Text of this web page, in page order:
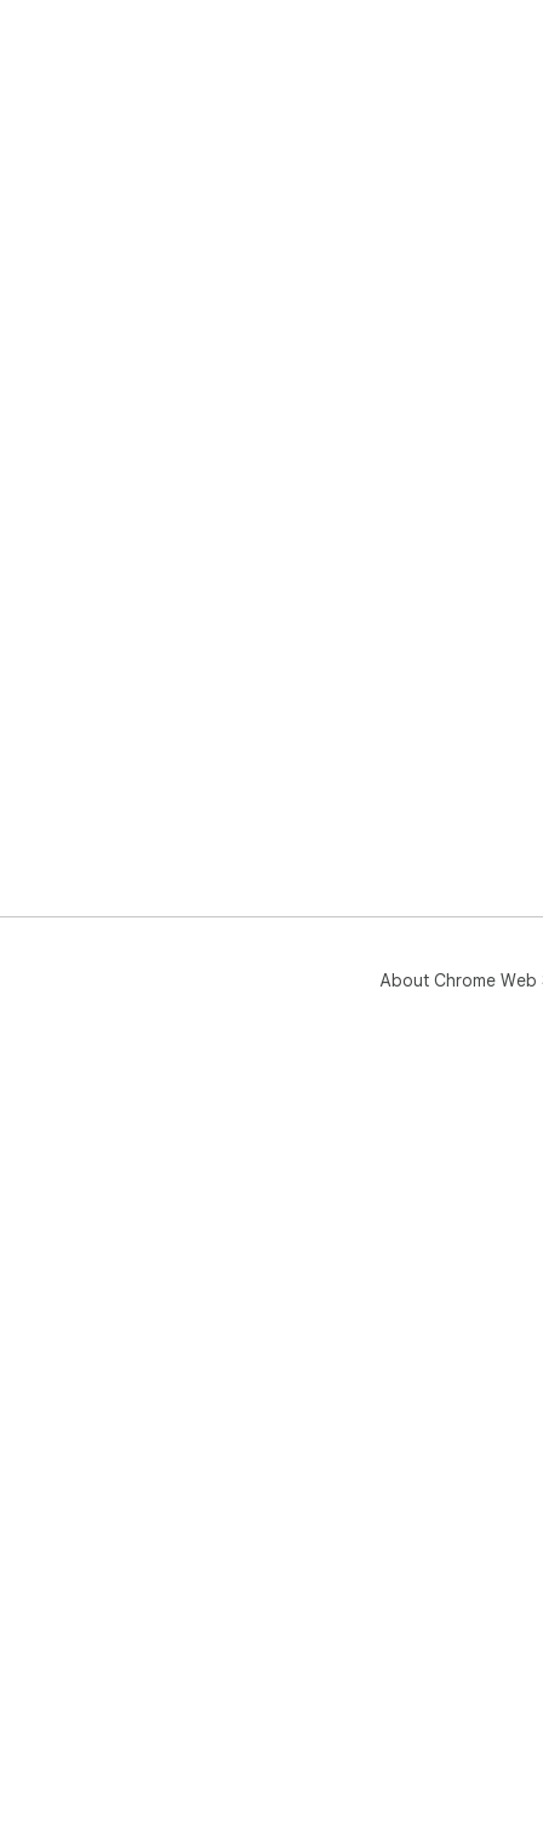
About Chrome Web